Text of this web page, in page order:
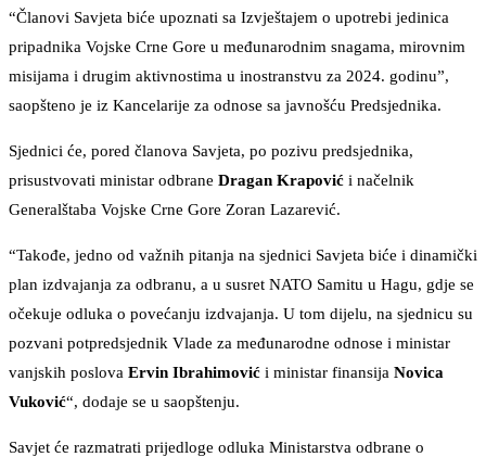
“Članovi Savjeta biće upoznati sa Izvještajem o upotrebi jedinica
pripadnika Vojske Crne Gore u međunarodnim snagama, mirovnim
misijama i drugim aktivnostima u inostranstvu za 2024. godinu”,
saopšteno je iz Kancelarije za odnose sa javnošću Predsjednika.
Sjednici će, pored članova Savjeta, po pozivu predsjednika,
prisustvovati ministar odbrane Dragan Krapović i načelnik
Generalštaba Vojske Crne Gore Zoran Lazarević.
“Takođe, jedno od važnih pitanja na sjednici Savjeta biće i dinamički
plan izdvajanja za odbranu, a u susret NATO Samitu u Hagu, gdje se
očekuje odluka o povećanju izdvajanja. U tom dijelu, na sjednicu su
pozvani potpredsjednik Vlade za međunarodne odnose i ministar
vanjskih poslova Ervin Ibrahimović i ministar finansija Novica
Vuković“, dodaje se u saopštenju.
Savjet će razmatrati prijedloge odluka Ministarstva odbrane o